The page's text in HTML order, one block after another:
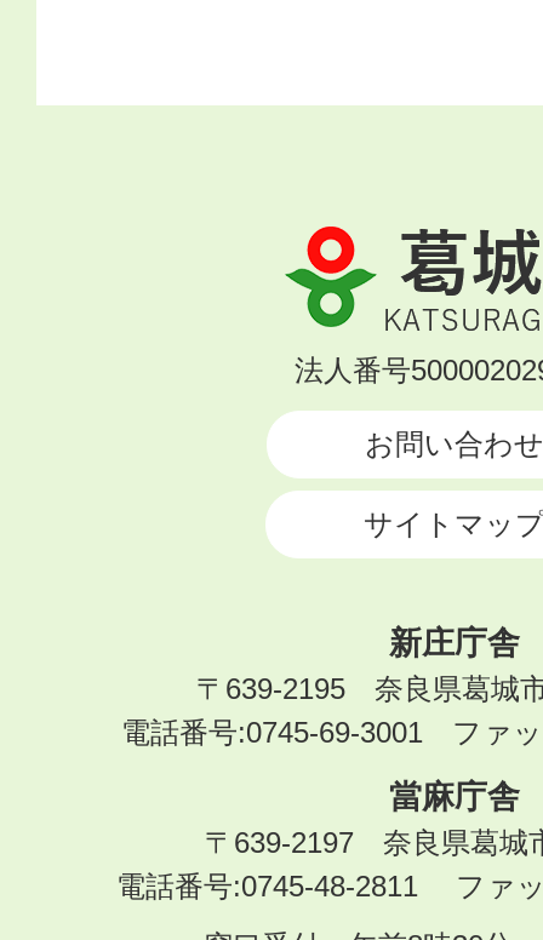
葛
城
市
KATSURAGI
法人番号
お問い合わせ
サイトマッ
新庄庁舎
〒639-2195 奈良県葛城
電話番号:0745-69-3001 ファ
當麻庁舎
〒639-2197 奈良県葛城
電話番号:0745-48-2811 ファ